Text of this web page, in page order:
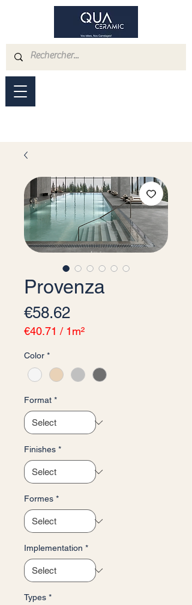
Provenza
€58.62Price
€40.71 / 1m²
per
1
Square
meter
Color *
Format *
Finishes *
Formes *
Implementation *
Types *